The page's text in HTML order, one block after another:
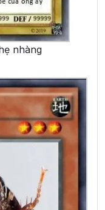
nhàng